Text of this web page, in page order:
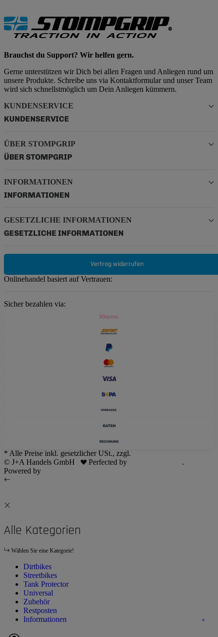
Brauchst du Support? Wir helfen gern.
Gerne unterstützen wir Dich bei allen Fragen und Anliegen rund um
unsere Produkte. Schreibe uns via Kontaktformular und unser Team
wird sich schnellstmöglich um Dein Anliegen kümmern.
KUNDENSERVICE
KUNDENSERVICE
ÜBER STOMPGRIP
ÜBER STOMPGRIP
INFORMATIONEN
INFORMATIONEN
GESETZLICHE INFORMATIONEN
GESETZLICHE INFORMATIONEN
Vertrag widerrufen
Onlinehandel basiert auf Vertrauen:
Sicher bezahlen via:
* Alle Preise inkl. gesetzlicher USt., zzgl.
© J+A Handels GmbH
Perfected by
.
Powered by
Alle Kategorien
Wählen Sie eine Kategorie!
Dirtbikes
Streetbikes
Tank Protector
Universal
Zubehör
Restposten
Informationen